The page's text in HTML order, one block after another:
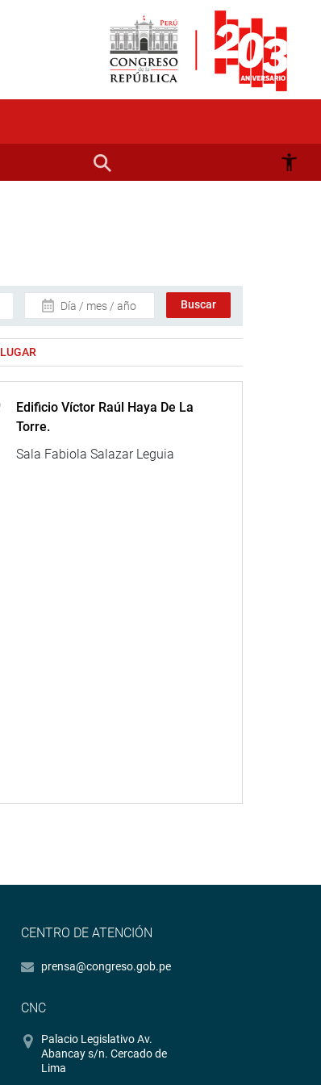
Día / mes / año
LUGAR
Edificio Víctor Raúl Haya De La
Torre.
Sala Fabiola Salazar Leguia
CENTRO DE ATENCIÓN
prensa@congreso.gob.pe
CNC
Palacio Legislativo Av.
Abancay s/n. Cercado de
Lima